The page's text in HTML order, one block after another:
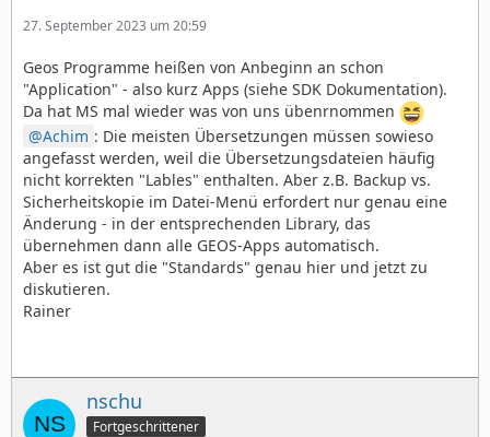
27. September 2023 um 20:59
Geos Programme heißen von Anbeginn an schon
"Application" - also kurz Apps (siehe SDK Dokumentation).
Da hat MS mal wieder was von uns übenrnommen
Achim : Die meisten Übersetzungen müssen sowieso
angefasst werden, weil die Übersetzungsdateien häufig
nicht korrekten "Lables" enthalten. Aber z.B. Backup vs.
Sicherheitskopie im Datei-Menü erfordert nur genau eine
Änderung - in der entsprechenden Library, das
übernehmen dann alle GEOS-Apps automatisch.
Aber es ist gut die "Standards" genau hier und jetzt zu
diskutieren.
Rainer
nschu
Fortgeschrittener